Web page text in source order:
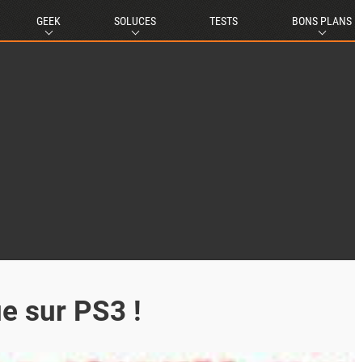
GEEK SOLUCES TESTS BONS PLANS
sur PS3 !